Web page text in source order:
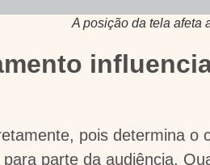
A posição da tela afeta
pois determina o
parte da audiência.